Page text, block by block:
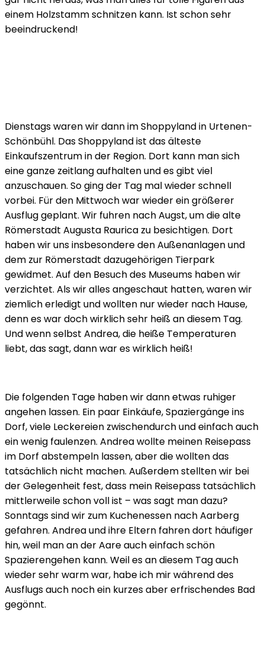
einem Holzstamm schnitzen kann. Ist schon sehr
beeindruckend!
Dienstags waren wir dann im Shoppyland in Urtenen-
Schönbühl. Das Shoppyland ist das älteste
Einkaufszentrum in der Region. Dort kann man sich
eine ganze zeitlang aufhalten und es gibt viel
anzuschauen. So ging der Tag mal wieder schnell
vorbei. Für den Mittwoch war wieder ein größerer
Ausflug geplant. Wir fuhren nach Augst, um die alte
Römerstadt Augusta Raurica zu besichtigen. Dort
haben wir uns insbesondere den Außenanlagen und
dem zur Römerstadt dazugehörigen Tierpark
gewidmet. Auf den Besuch des Museums haben wir
verzichtet. Als wir alles angeschaut hatten, waren wir
ziemlich erledigt und wollten nur wieder nach Hause,
denn es war doch wirklich sehr heiß an diesem Tag.
Und wenn selbst Andrea, die heiße Temperaturen
liebt, das sagt, dann war es wirklich heiß!
Die folgenden Tage haben wir dann etwas ruhiger
angehen lassen. Ein paar Einkäufe, Spaziergänge ins
Dorf, viele Leckereien zwischendurch und einfach auch
ein wenig faulenzen. Andrea wollte meinen Reisepass
im Dorf abstempeln lassen, aber die wollten das
tatsächlich nicht machen. Außerdem stellten wir bei
der Gelegenheit fest, dass mein Reisepass tatsächlich
mittlerweile schon voll ist – was sagt man dazu?
Sonntags sind wir zum Kuchenessen nach Aarberg
gefahren. Andrea und ihre Eltern fahren dort häufiger
hin, weil man an der Aare auch einfach schön
Spazierengehen kann. Weil es an diesem Tag auch
wieder sehr warm war, habe ich mir während des
Ausflugs auch noch ein kurzes aber erfrischendes Bad
gegönnt.